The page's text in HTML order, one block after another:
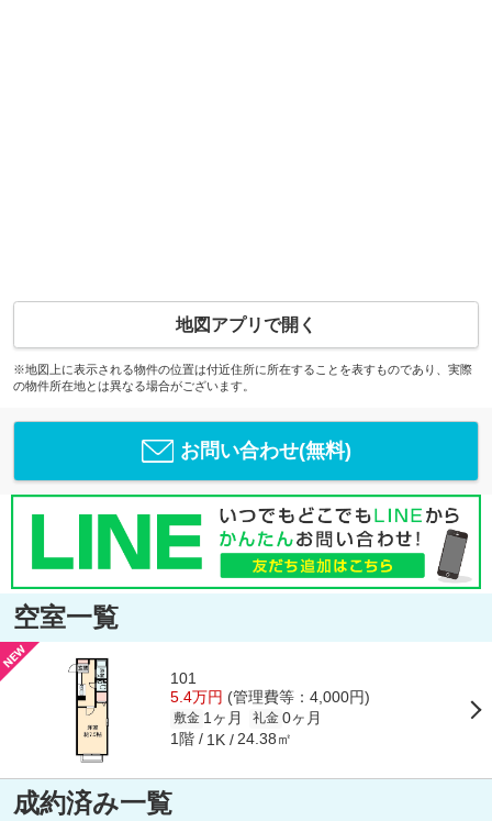
地図アプリで開く
※地図上に表示される物件の位置は付近住所に所在することを表すものであり、実際
の物件所在地とは異なる場合がございます。
お問い合わせ(無料)
空室一覧
101
5.4万円 (管理費等：4,000円)
敷金 1ヶ月 礼金 0ヶ月
1階 1K 24.38㎡
成約済み一覧